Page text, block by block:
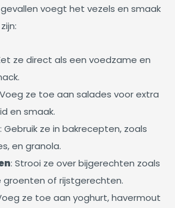
voegt het vezels en smaak
ze direct als een voedzame en
ze toe aan salades voor extra
en smaak.
: Gebruik ze in bakrecepten, zoals
en granola.
: Strooi ze over bijgerechten zoals
of rijstgerechten.
ze toe aan yoghurt, havermout